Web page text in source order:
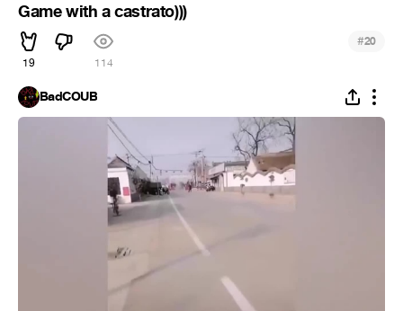
Game with a castrato)))
19 114
#20
BadCOUB